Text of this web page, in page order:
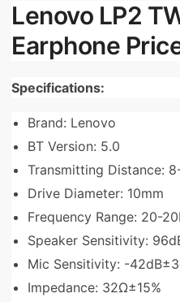
Lenovo LP2
Earphone
Specifications:
Brand: Lenovo
BT Version: 5.0
Transmitting Distance:
Drive Diameter: 10mm
Frequency Range: 20-
Speaker Sensitivity:
Mic Sensitivity: -
Impedance: 32Ω±15%